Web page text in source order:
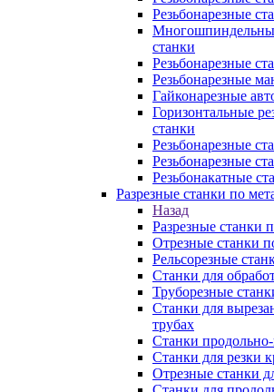
Резьбонарезные
станки
Резьбонарезные
Резьбонарезные
Гайконарезные
Горизонтальные
станки
Резьбонарезные
Резьбонарезные
Резьбонакатные
Разрезные станки по
Назад
Разрезные станки
Отрезные станки
Рельсорезные
Станки для
Труборезные
Станки для
трубаx
Станки
Станки для резки
Отрезные станки